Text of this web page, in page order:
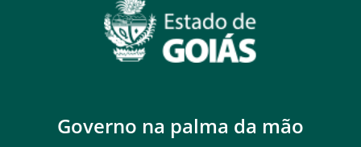
Governo na palma da mão